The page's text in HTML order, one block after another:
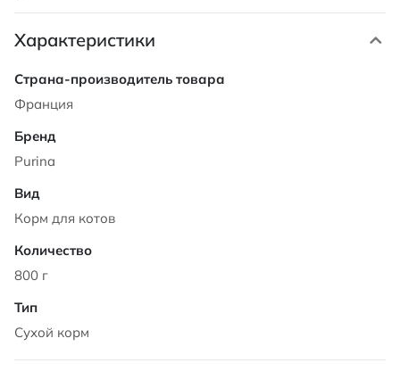
Характеристики
Характеристики
Франция
Purina
Корм для котов
800 г
Сухой корм